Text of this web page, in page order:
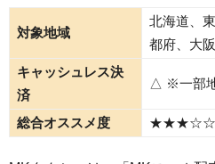
対象地域
北海道、
都府、大
キャッシュレス決
済
△ ※一部
総合オススメ度 ★★★☆☆